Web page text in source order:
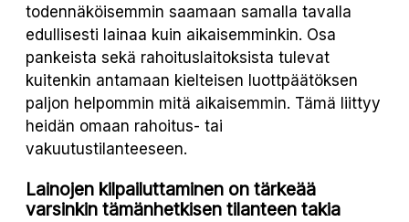
todennäköisemmin saamaan samalla tavalla
edullisesti lainaa kuin aikaisemminkin. Osa
pankeista sekä rahoituslaitoksista tulevat
kuitenkin antamaan kielteisen luottpäätöksen
paljon helpommin mitä aikaisemmin. Tämä liittyy
heidän omaan rahoitus- tai
vakuutustilanteeseen.
Lainojen kilpailuttaminen on tärkeää
varsinkin tämänhetkisen tilanteen takia